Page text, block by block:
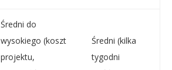
Średni do
wysokiego (koszt
projektu,
Średni (kilka
tygodni